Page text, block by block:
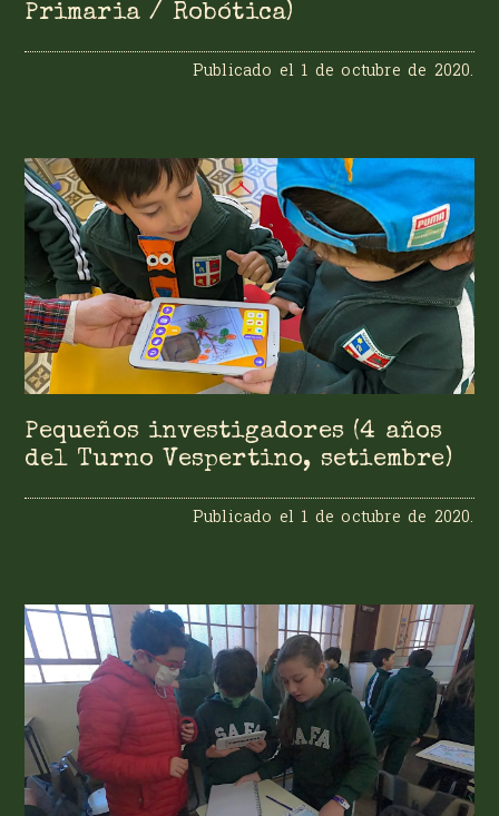
Primaria / Robótica)
Publicado el 1 de octubre de 2020.
Pequeños investigadores (4 años
del Turno Vespertino, setiembre)
Publicado el 1 de octubre de 2020.